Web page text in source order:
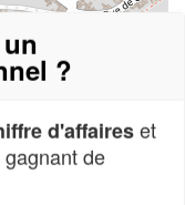
?
d'affaireset
de